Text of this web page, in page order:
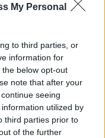
My Personal
to third parties, or
information for
below opt-out
note that after your
seeing
utilized by
third parties prior to
of the further
2
13
18
3
18
13
4
30